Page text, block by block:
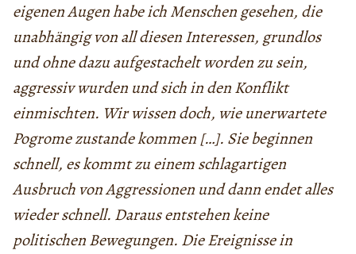
eigenen Augen habe ich Menschen gesehen, die
unabhängig von all diesen Interessen, grundlos
und ohne dazu aufgestachelt worden zu sein,
aggressiv wurden und sich in den Konflikt
einmischten. Wir wissen doch, wie unerwartete
Pogrome zustande kommen […]. Sie beginnen
schnell, es kommt zu einem schlagartigen
Ausbruch von Aggressionen und dann endet alles
wieder schnell. Daraus entstehen keine
politischen Bewegungen. Die Ereignisse in